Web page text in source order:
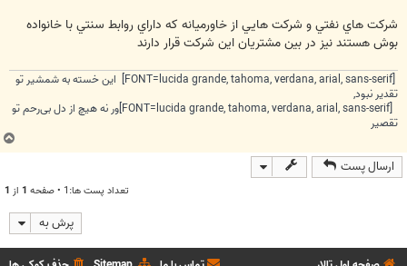
شركت هاي نفتي و شركت هايي از خاورميانه كه داراي روابط سنتي با خانواده
بوش هستند نيز در بين مشتريان اين شركت قرار دارند
[FONT=lucida grande, tahoma, verdana, arial, sans-serif] این خسته به شمشیر تو
تقدیر نبود,
[FONT=lucida grande, tahoma, verdana, arial, sans-serif]ور نه هیچ از دل بی‌رحم تو
تقصیر
ارسال پست
تعداد پست ها:1 • صفحه 1 از 1
پرش به